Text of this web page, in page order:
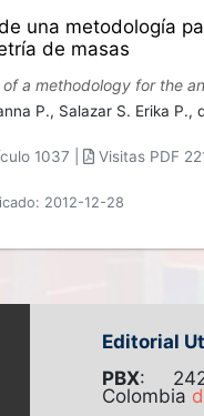
una metodología
de masas
a methodology for the
P., Salazar S. Erika P.,
1037 | Visitas PDF
2012-12-28
Editorial
PBX:
Colombia